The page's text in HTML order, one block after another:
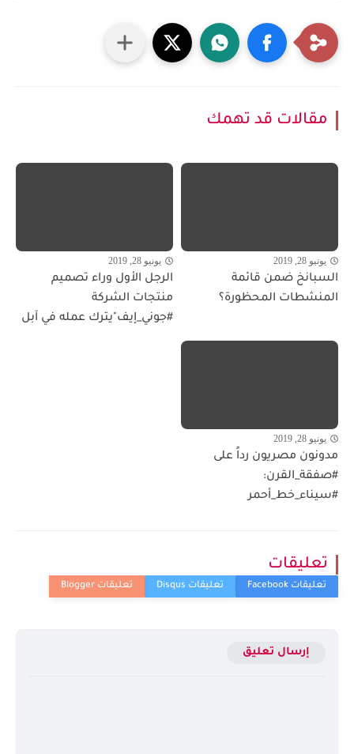
مقالات قد تهمك
يونيو 28, 2019
السبانخ ضمن قائمة
المنشطات المحظورة؟
يونيو 28, 2019
الرجل الأول وراء تصميم
منتجات الشركة
#جوني_إيف"يترك عمله في آبل
يونيو 28, 2019
مدونون مصريون رداً على
#صفقة_القرن:
#سيناء_خط_أحمر
تعليقات
إرسال تعليق